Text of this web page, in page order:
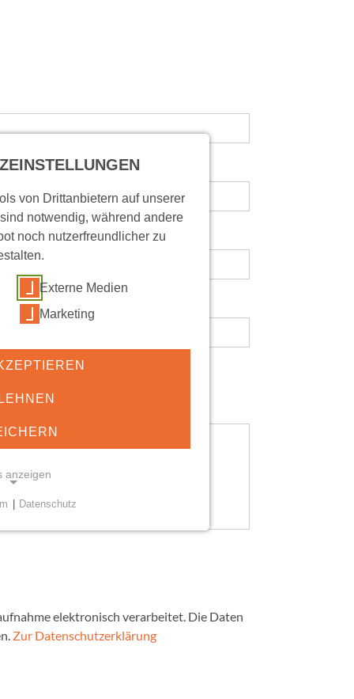
Zur Datenschutzerklärung
von Drittanbietern auf unserer
notwendig, während andere
noch nutzerfreundlicher zu
Externe Medien
Marketing
anzeigen
Datenschutz